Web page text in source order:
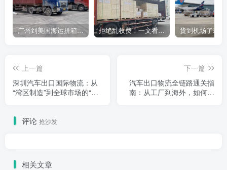
广州到美国海运拼箱多少钱？2024年最新运费构成+隐藏费用避坑指南 拒绝乱收费！一文看懂中国货代计费套路，教你避开所有隐形坑
上一篇
深圳汽车出口国际物流：从
“湾区制造”到全球市场的“通
下一篇
汽车出口物流全链路通关指
南：从工厂到海外，如何让
评论 抢沙发
相关文章